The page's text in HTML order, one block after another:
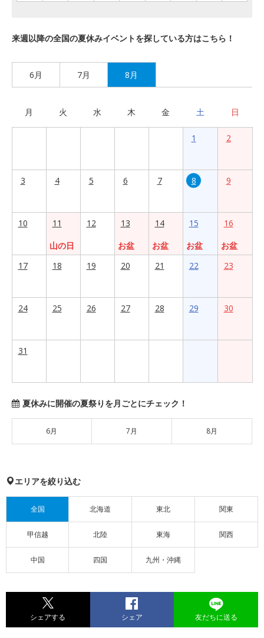
来週以降の全国の夏休みイベントを探している方はこちら！
6月 7月 8月
月 火 水 木 金 土 日
1 2
3 4 5 6 7 8 9
10
11
山の日
12
13
お盆
14
お盆
15
お盆
16
お盆
17
18 19 20 21 22 23
24 25 26 27 28 29 30
31
夏休みに開催の夏祭りを月ごとにチェック！
6月 7月 8月
エリアを絞り込む
全国 北海道 東北 関東
甲信越 北陸 東海 関西
中国 四国 九州・沖縄
シェアする シェア 友だちに送る